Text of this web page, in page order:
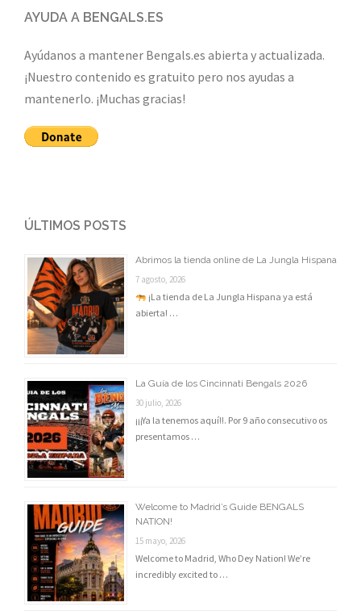
AYUDA A BENGALS.ES
Ayúdanos a mantener Bengals.es abierta y actualizada.
¡Nuestro contenido es gratuito pero nos ayudas a
mantenerlo. ¡Muchas gracias!
ÚLTIMOS POSTS
Abrimos la tienda online de La Jungla Hispana
7 agosto, 2026
¡La tienda de La Jungla Hispana ya está
abierta! …
La Guía de los Cincinnati Bengals 2026
30 julio, 2026
¡¡¡Ya la tenemos aquí!!. Por 9 año consecutivo os
presentamos …
Welcome to Madrid’s Guide BENGALS
NATION!
15 mayo, 2026
Welcome to Madrid, Who Dey Nation! We’re
incredibly excited to …